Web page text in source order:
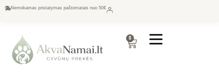
Nemokamas pristatymas paštomatais nuo 50€
0